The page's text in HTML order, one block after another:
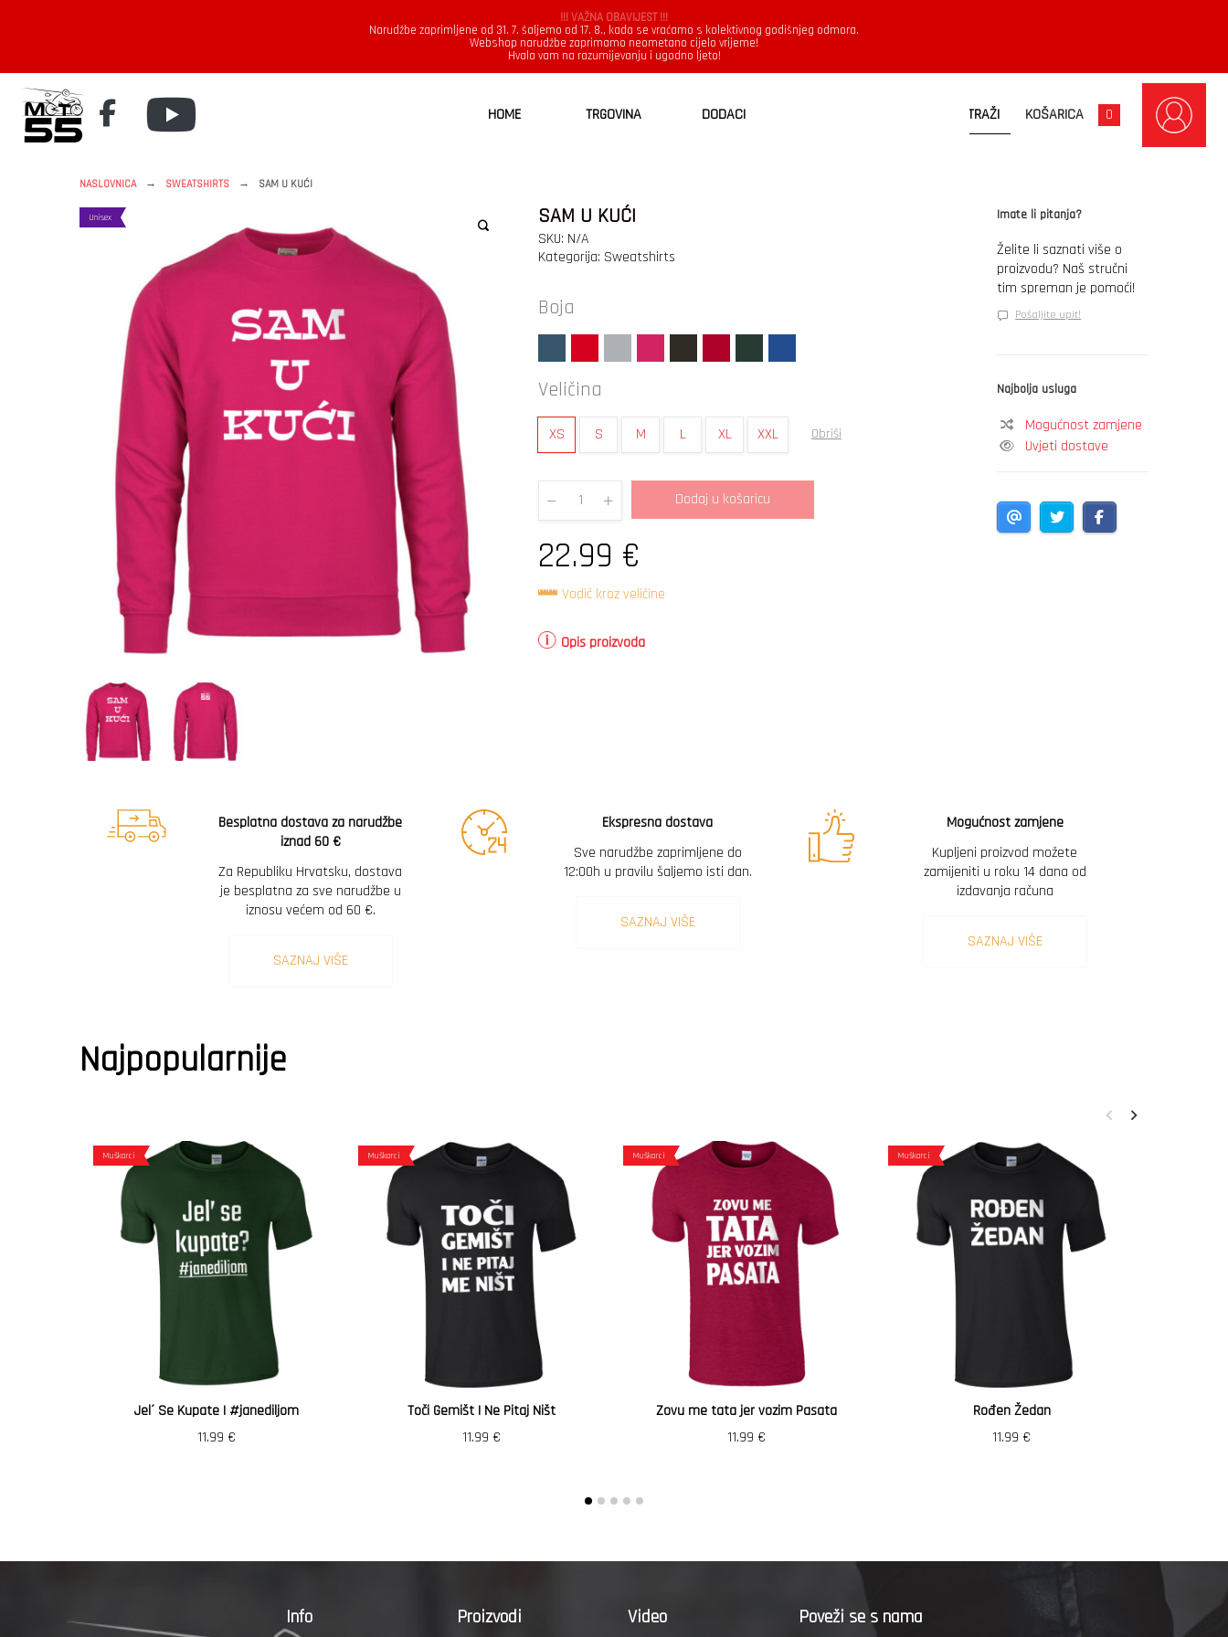
!!! VAŽNA OBAVIJEST !!!
Narudžbe zaprimljene od 31. 7. šaljemo od 17. 8., kada se vraćamo s kolektivnog godišnjeg odmora.
Webshop narudžbe zaprimamo neometano cijelo vrijeme!
Hvala vam na razumijevanju i ugodno ljeto!
HOME TRGOVINA DODACI KOŠARICA 0
NASLOVNICA → SWEATSHIRTS → SAM U KUĆI
Unisex SAM U KUĆI
SKU: N/A
Kategorija: Sweatshirts
Boja
Veličina
XS S M L XL XXL Obriši
Quantity
Dodaj u košaricu
22.99 €
Vodič kroz veličine
Opis proizvoda
Imate li pitanja?
Želite li saznati više o
proizvodu? Naš stručni
tim spreman je pomoći!
Pošaljite upit!
Najbolja usluga
Mogućnost zamjene
Uvjeti dostave
Besplatna dostava za narudžbe
iznad 60 €
Za Republiku Hrvatsku, dostava
je besplatna za sve narudžbe u
iznosu većem od 60 €.
SAZNAJ VIŠE
Ekspresna dostava
Sve narudžbe zaprimljene do
12:00h u pravilu šaljemo isti dan.
SAZNAJ VIŠE
Mogućnost zamjene
Kupljeni proizvod možete
zamijeniti u roku 14 dana od
izdavanja računa
SAZNAJ VIŠE
Najpopularnije
Muškarci
Jel´ Se Kupate | #janediljom
11.99 €
Muškarci
Toči Gemišt I Ne Pitaj Ništ
11.99 €
Muškarci
Zovu me tata jer vozim Pasata
11.99 €
Muškarci
Rođen Žedan
11.99 €
Info Proizvodi Video Poveži se s nama